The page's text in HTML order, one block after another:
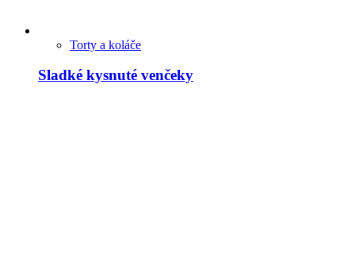
Torty a koláče
Sladké kysnuté venčeky